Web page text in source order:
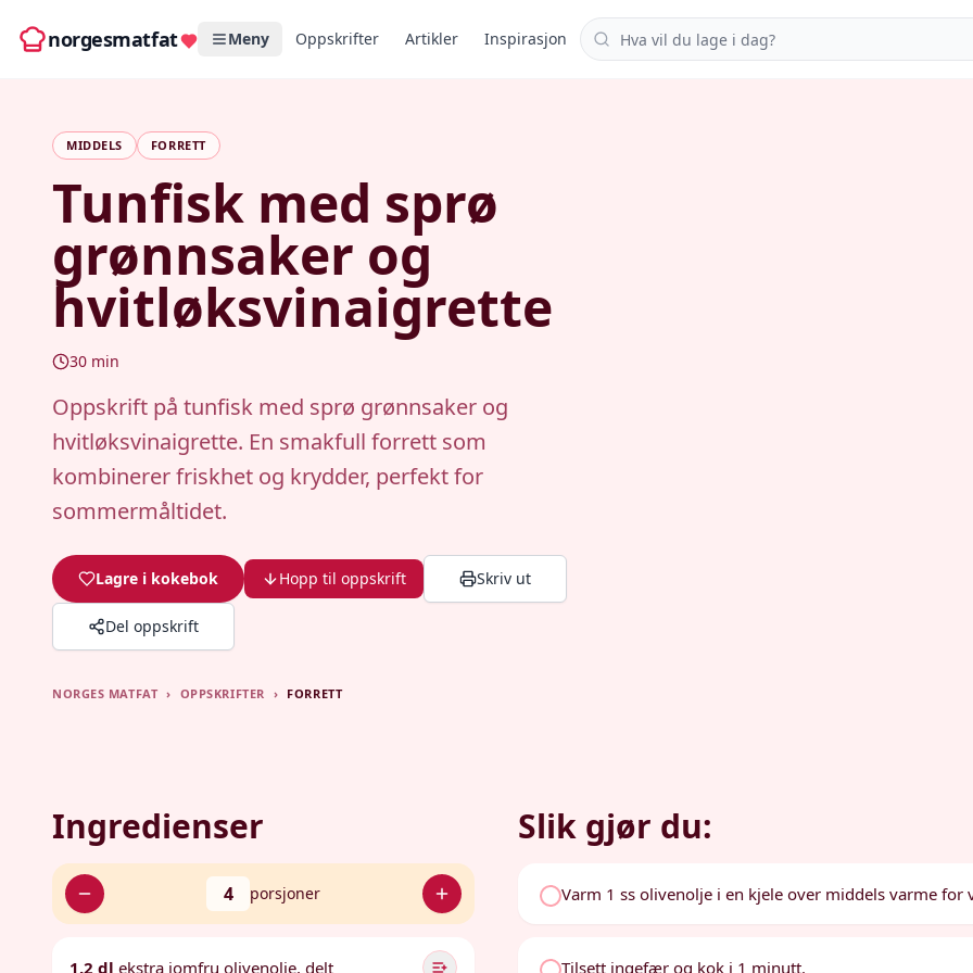
norgesmatfat Meny Oppskrifter Artikler Inspirasjon Søk i oppskrifter
MIDDELS FORRETT
Tunfisk med sprø
grønnsaker og
hvitløksvinaigrette
30 min
Oppskrift på tunfisk med sprø grønnsaker og
hvitløksvinaigrette. En smakfull forrett som
kombinerer friskhet og krydder, perfekt for
sommermåltidet.
Lagre i kokebok Hopp til oppskrift Skriv ut
Del oppskrift
NORGES MATFAT › OPPSKRIFTER › FORRETT
Ingredienser
4 porsjoner
1.2 dl ekstra jomfru olivenolje, delt
Slik gjør du:
Varm 1 ss olivenolje i en kjele over middels varme for
Tilsett ingefær og kok i 1 minutt.